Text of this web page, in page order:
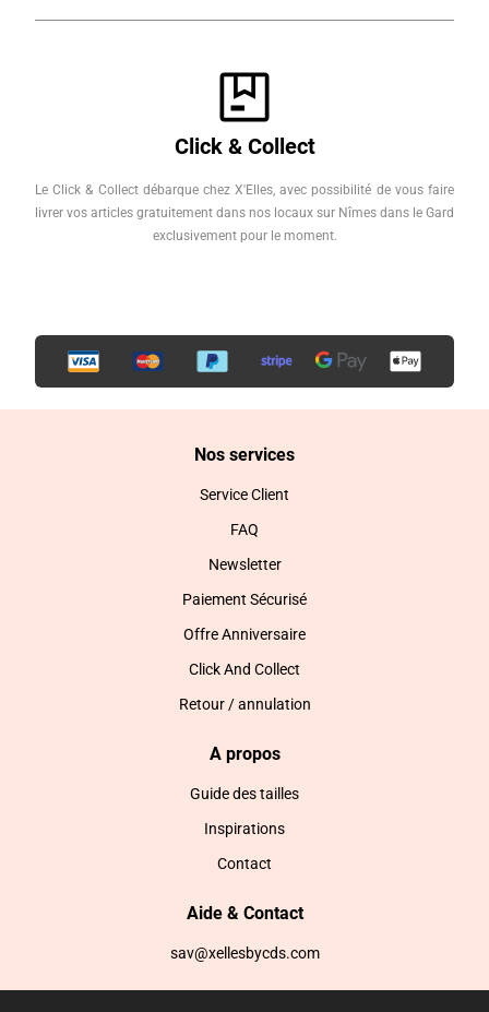
Click & Collect
Le Click & Collect débarque chez X'Elles, avec possibilité de vous faire
livrer vos articles gratuitement dans nos locaux sur Nîmes dans le Gard
exclusivement pour le moment.
Nos services
Service Client
FAQ
Newsletter
Paiement Sécurisé
Offre Anniversaire
Click And Collect
Retour / annulation
A propos
Guide des tailles
Inspirations
Contact
Aide & Contact
sav@xellesbycds.com